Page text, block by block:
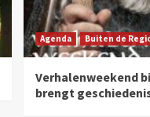
Agenda Buiten de
Verhalenweekend
brengt